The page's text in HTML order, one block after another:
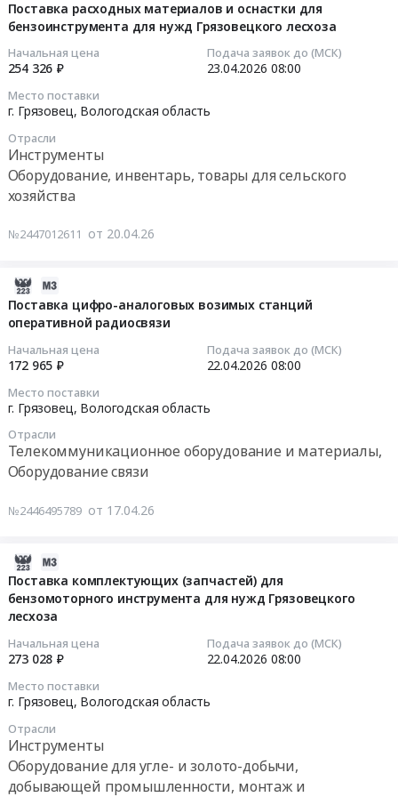
Поставка расходных материалов и оснастки для
бензоинструмента для нужд Грязовецкого лесхоза
Начальная цена
254 326 ₽
Подача заявок до (МСК)
23.04.2026 08:00
Место поставки
г. Грязовец, Вологодская область
Отрасли
Инструменты
Оборудование, инвентарь, товары для сельского
хозяйства
№2447012611 от 20.04.26
Поставка цифро-аналоговых возимых станций
оперативной радиосвязи
Начальная цена
172 965 ₽
Подача заявок до (МСК)
22.04.2026 08:00
Место поставки
г. Грязовец, Вологодская область
Отрасли
Телекоммуникационное оборудование и материалы,
Оборудование связи
№2446495789 от 17.04.26
Поставка комплектующих (запчастей) для
бензомоторного инструмента для нужд Грязовецкого
лесхоза
Начальная цена
273 028 ₽
Подача заявок до (МСК)
22.04.2026 08:00
Место поставки
г. Грязовец, Вологодская область
Отрасли
Инструменты
Оборудование для угле- и золото-добычи,
добывающей промышленности, монтаж и